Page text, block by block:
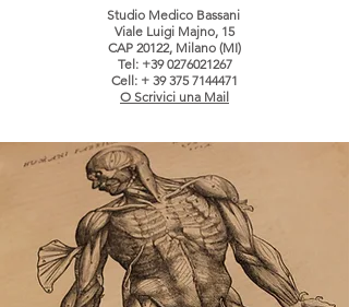
Studio Medico Bassani
Viale Luigi Majno, 15
CAP 20122, Milano (MI)
Tel: +39 0276021267
Cell: + 39 375 7144471
O Scrivici una Mail